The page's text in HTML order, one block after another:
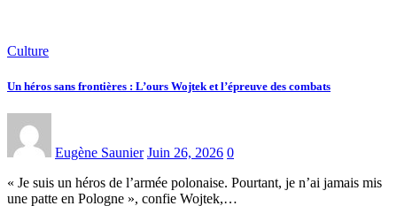
Culture
Un héros sans frontières : L’ours Wojtek et l’épreuve des combats
Eugène Saunier Juin 26, 2026 0
« Je suis un héros de l’armée polonaise. Pourtant, je n’ai jamais mis
une patte en Pologne », confie Wojtek,…